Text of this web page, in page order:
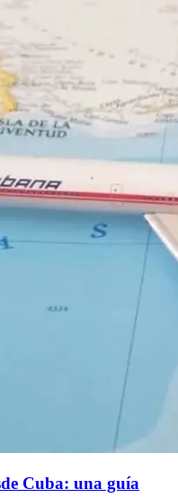
Cuba: una guía